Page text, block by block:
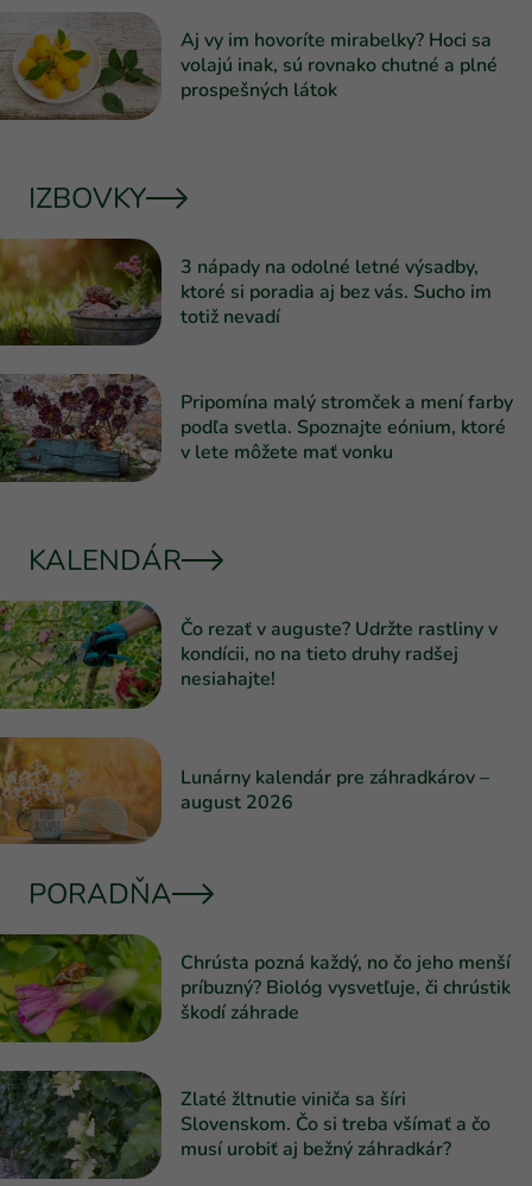
Aj vy im hovoríte mirabelky? Hoci sa
volajú inak, sú rovnako chutné a plné
prospešných látok
IZBOVKY
3 nápady na odolné letné výsadby,
ktoré si poradia aj bez vás. Sucho im
totiž nevadí
Pripomína malý stromček a mení farby
podľa svetla. Spoznajte eónium, ktoré
v lete môžete mať vonku
KALENDÁR
Čo rezať v auguste? Udržte rastliny v
kondícii, no na tieto druhy radšej
nesiahajte!
Lunárny kalendár pre záhradkárov –
august 2026
PORADŇA
Chrústa pozná každý, no čo jeho menší
príbuzný? Biológ vysvetľuje, či chrústik
škodí záhrade
Zlaté žltnutie viniča sa šíri
Slovenskom. Čo si treba všímať a čo
musí urobiť aj bežný záhradkár?